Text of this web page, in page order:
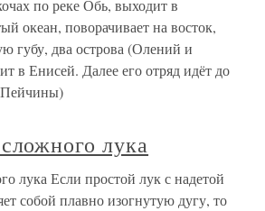
по реке Обь, выходит в
океан, поворачивает на восток,
губу, два острова (Олений и
в Енисей. Далее его отряд идёт до
лука
лука Если простой лук с надетой
собой плавно изогнутую дугу, то